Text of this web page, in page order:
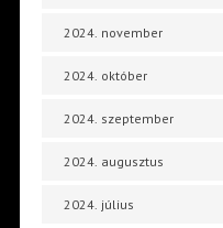
2024. november
2024. október
2024. szeptember
2024. augusztus
2024. július